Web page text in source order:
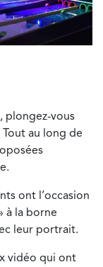
, plongez-vous
Tout au long de
ont l’occasion
à la borne
leur portrait.
vidéo qui ont